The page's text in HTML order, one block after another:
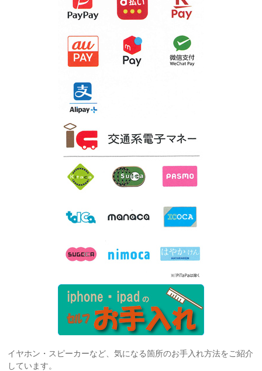
イヤホン・スピーカーなど、気になる箇所のお手入れ方法をご紹介
しています。